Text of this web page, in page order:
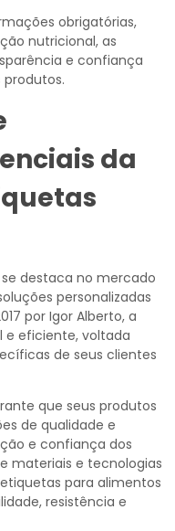
obrigatórias,
nutricional, as
e confiança
da
se destaca no mercado
personalizadas
por Igor Alberto, a
e eficiente, voltada
de seus clientes
que seus produtos
de qualidade e
e confiança dos
materiais e tecnologias
para alimentos
resistência e